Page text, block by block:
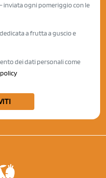
inviata ogni pomeriggio con le
a frutta a guscio e
dei dati personali come